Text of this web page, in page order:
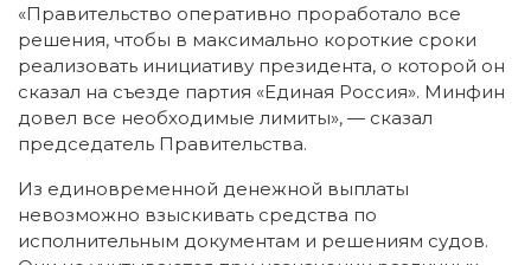
«Правительство оперативно проработало все
решения, чтобы в максимально короткие сроки
реализовать инициативу президента, о которой он
сказал на съезде партия «Единая Россия». Минфин
довел все необходимые лимиты», — сказал
председатель Правительства.
Из единовременной денежной выплаты
невозможно взыскивать средства по
исполнительным документам и решениям судов.